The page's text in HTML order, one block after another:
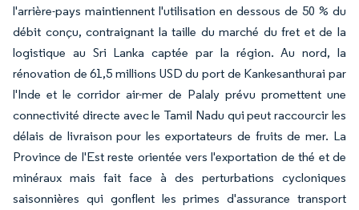
l'arrière-pays maintiennent l'utilisation en dessous de 50 % du
débit conçu, contraignant la taille du marché du fret et de la
logistique au Sri Lanka captée par la région. Au nord, la
rénovation de 61,5 millions USD du port de Kankesanthurai par
l'Inde et le corridor air-mer de Palaly prévu promettent une
connectivité directe avec le Tamil Nadu qui peut raccourcir les
délais de livraison pour les exportateurs de fruits de mer. La
Province de l'Est reste orientée vers l'exportation de thé et de
minéraux mais fait face à des perturbations cycloniques
saisonnières qui gonflent les primes d'assurance transport